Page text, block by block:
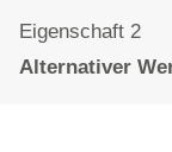
Eigenschaft 2
Alternativer